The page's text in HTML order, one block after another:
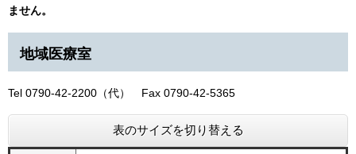
ません。
地域医療室
Tel 0790-42-2200（代） Fax 0790-42-5365
表のサイズを切り替える